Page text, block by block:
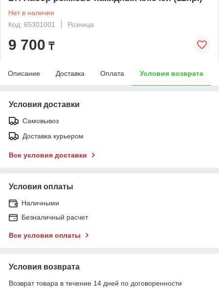
Нет в наличии
Код: 65301001
Розница
9 700 ₸
Описание Доставка Оплата Условия возврата
Условия доставки
Самовывоз
Доставка курьером
Все условия доставки
Условия оплаты
Наличными
Безналичный расчет
Все условия оплаты
Условия возврата
Возврат товара в течение 14 дней по договоренности